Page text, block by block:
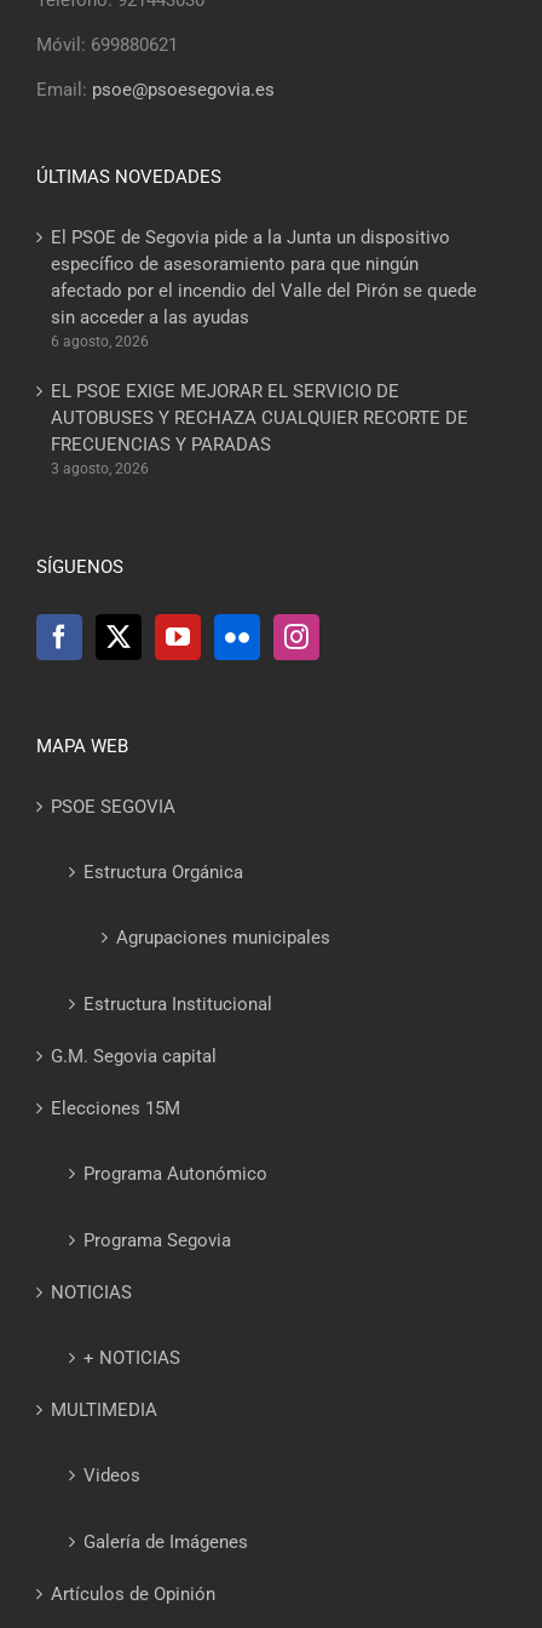
Móvil: 699880621
Email: psoe@psoesegovia.es
ÚLTIMAS NOVEDADES
El PSOE de Segovia pide a la Junta un dispositivo
específico de asesoramiento para que ningún
afectado por el incendio del Valle del Pirón se quede
sin acceder a las ayudas
6 agosto, 2026
EL PSOE EXIGE MEJORAR EL SERVICIO DE
AUTOBUSES Y RECHAZA CUALQUIER RECORTE DE
FRECUENCIAS Y PARADAS
3 agosto, 2026
SÍGUENOS
MAPA WEB
PSOE SEGOVIA
Estructura Orgánica
Agrupaciones municipales
Estructura Institucional
G.M. Segovia capital
Elecciones 15M
Programa Autonómico
Programa Segovia
NOTICIAS
+ NOTICIAS
MULTIMEDIA
Videos
Galería de Imágenes
Artículos de Opinión